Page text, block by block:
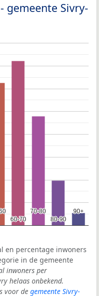
gemeente Sivry-
60-70
60-70
70-80
70-80
80-90
80-90
90+
90+
en percentage inwoners
in de gemeente
inwoners per
helaas onbekend.
voor de gemeente Sivry-